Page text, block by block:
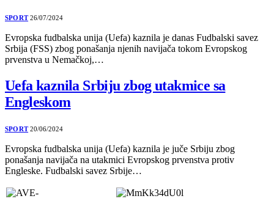
SPORT 26/07/2024
Evropska fudbalska unija (Uefa) kaznila je danas Fudbalski savez
Srbija (FSS) zbog ponašanja njenih navijača tokom Evropskog
prvenstva u Nemačkoj,…
Uefa kaznila Srbiju zbog utakmice sa
Engleskom
SPORT 20/06/2024
Evropska fudbalska unija (Uefa) kaznila je juče Srbiju zbog
ponašanja navijača na utakmici Evropskog prvenstva protiv
Engleske. Fudbalski savez Srbije…